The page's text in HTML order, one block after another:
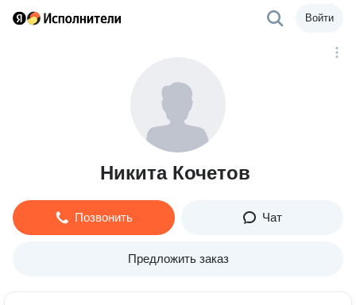
Войти
Никита Кочетов
Позвонить Чат
Предложить заказ